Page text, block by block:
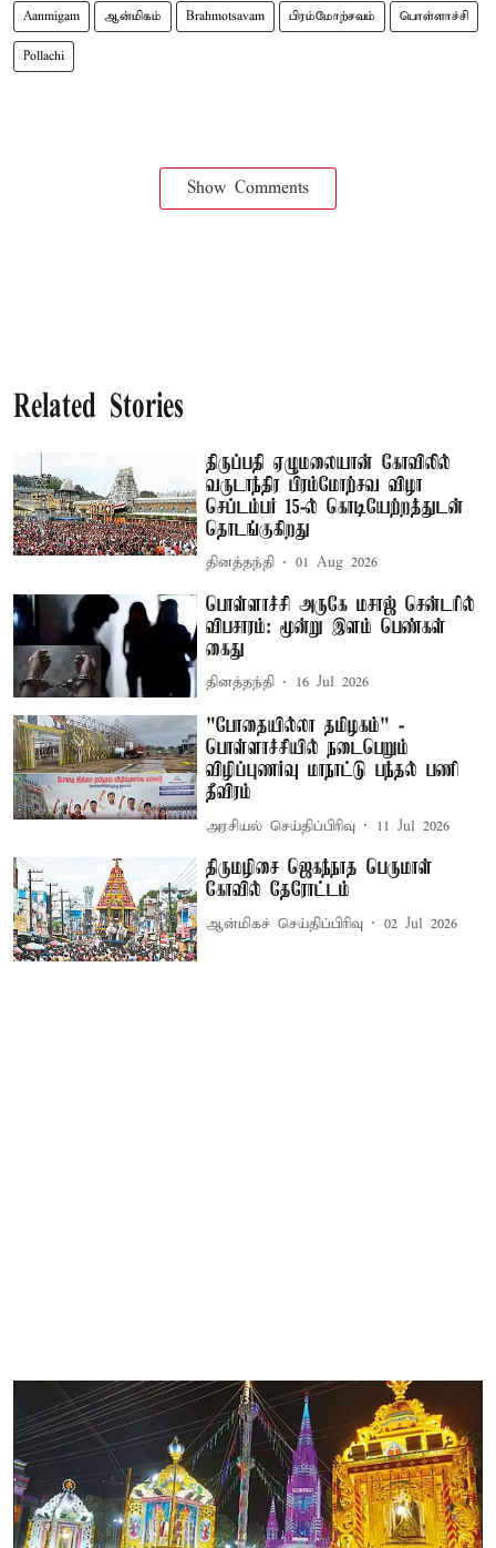
Aanmigam ஆன்மிகம் Brahmotsavam பிரம்மோற்சவம் பொள்ளாச்சி
Pollachi
Show Comments
Related Stories
திருப்பதி ஏழுமலையான் கோவிலில்
வருடாந்திர பிரம்மோற்சவ விழா
செப்டம்பர் 15-ல் கொடியேற்றத்துடன்
தொடங்குகிறது
தினத்தந்தி 01 Aug 2026
பொள்ளாச்சி அருகே மசாஜ் சென்டரில்
விபசாரம்: மூன்று இளம் பெண்கள்
கைது
தினத்தந்தி 16 Jul 2026
"போதையில்லா தமிழகம்" -
பொள்ளாச்சியில் நடைபெறும்
விழிப்புணர்வு மாநாட்டு பந்தல் பணி
தீவிரம்
அரசியல் செய்திப்பிரிவு 11 Jul 2026
திருமழிசை ஜெகந்நாத பெருமாள்
கோவில் தேரோட்டம்
ஆன்மிகச் செய்திப்பிரிவு 02 Jul 2026